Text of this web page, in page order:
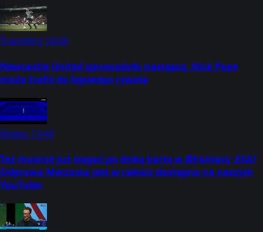
Transfery 14:00
Newcastle United sprowadziło następcę. Nick Pope
może trafić do ligowego rywala
Wideo 13:49
Też musicie już sięgać po dziką kartę w @Fantasy_ESA?
Odprawa Meczowa jest w całości dostępna na naszym
YouTube: